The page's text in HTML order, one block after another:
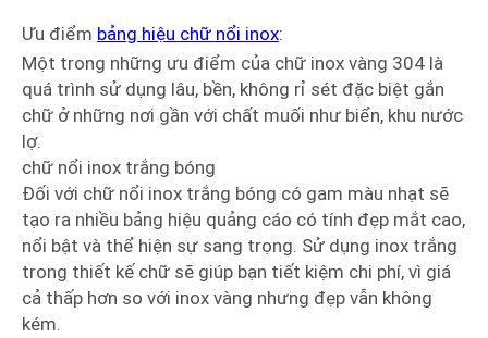
Ưu điểm bảng hiệu chữ nổi inox:
Một trong những ưu điểm của chữ inox vàng 304 là
quá trình sử dụng lâu, bền, không rỉ sét đặc biệt gắn
chữ ở những nơi gần với chất muối như biển, khu nước
lợ.
chữ nổi inox trắng bóng
Đối với chữ nổi inox trắng bóng có gam màu nhạt sẽ
tạo ra nhiều bảng hiệu quảng cáo có tính đẹp mắt cao,
nổi bật và thể hiện sự sang trọng. Sử dụng inox trắng
trong thiết kế chữ sẽ giúp bạn tiết kiệm chi phí, vì giá
cả thấp hơn so với inox vàng nhưng đẹp vẫn không
kém.